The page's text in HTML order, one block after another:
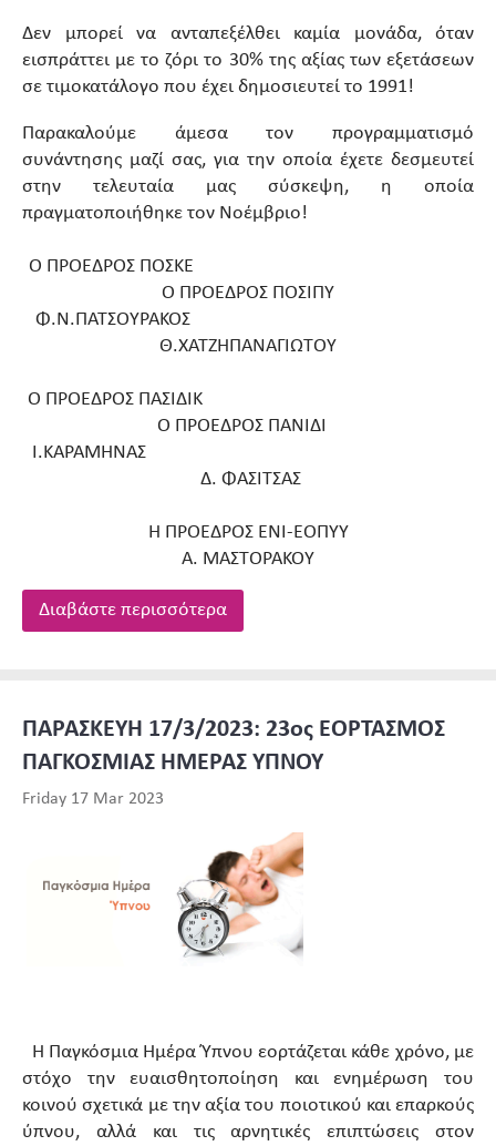
Δεν μπορεί να ανταπεξέλθει καμία μονάδα, όταν
εισπράττει με το ζόρι το 30% της αξίας των εξετάσεων
σε τιμοκατάλογο που έχει δημοσιευτεί το 1991!
Παρακαλούμε άμεσα τον προγραμματισμό
συνάντησης μαζί σας, για την οποία έχετε δεσμευτεί
στην τελευταία μας σύσκεψη, η οποία
πραγματοποιήθηκε τον Νοέμβριο!
Ο ΠΡΟΕΔΡΟΣ ΠΟΣΚΕ
Ο ΠΡΟΕΔΡΟΣ ΠΟΣΙΠΥ
Φ.Ν.ΠΑΤΣΟΥΡΑΚΟΣ
Θ.ΧΑΤΖΗΠΑΝΑΓΙΩΤΟΥ
Ο ΠΡΟΕΔΡΟΣ ΠΑΣΙΔΙΚ
Ο ΠΡΟΕΔΡΟΣ ΠΑΝΙΔΙ
Ι.ΚΑΡΑΜΗΝΑΣ
Δ. ΦΑΣΙΤΣΑΣ
Η ΠΡΟΕΔΡΟΣ ΕΝΙ-ΕΟΠΥΥ
Α. ΜΑΣΤΟΡΑΚΟΥ
Διαβάστε περισσότερα
ΠΑΡΑΣΚΕΥΗ 17/3/2023: 23ος ΕΟΡΤΑΣΜΟΣ
ΠΑΓΚΟΣΜΙΑΣ ΗΜΕΡΑΣ ΥΠΝΟΥ
Friday 17 Mar 2023
Η Παγκόσμια Ημέρα Ύπνου εορτάζεται κάθε χρόνο, με
στόχο την ευαισθητοποίηση και ενημέρωση του
κοινού σχετικά με την αξία του ποιοτικού και επαρκούς
ύπνου, αλλά και τις αρνητικές επιπτώσεις στον